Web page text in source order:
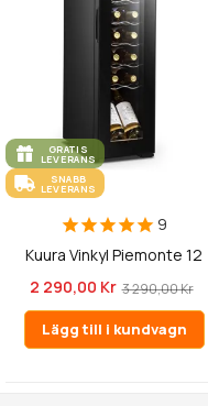
GRATIS
LEVERANS
SNABB
LEVERANS
9
Kuura Vinkyl Piemonte 12
2 290,00 Kr 3 290,00 Kr
Lägg till i kundvagn